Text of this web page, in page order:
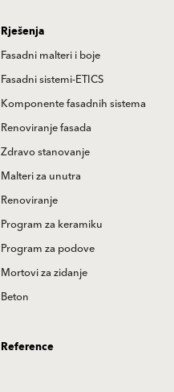
Rješenja
Fasadni malteri i boje
Fasadni sistemi-ETICS
Komponente fasadnih sistema
Renoviranje fasada
Zdravo stanovanje
Malteri za unutra
Renoviranje
Program za keramiku
Program za podove
Mortovi za zidanje
Beton
Reference